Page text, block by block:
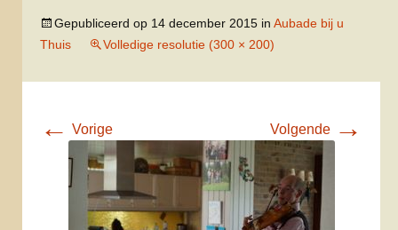
Gepubliceerd op 14 december 2015 in Aubade bij u
Thuis
Volledige resolutie (300 × 200)
← Vorige Volgende →